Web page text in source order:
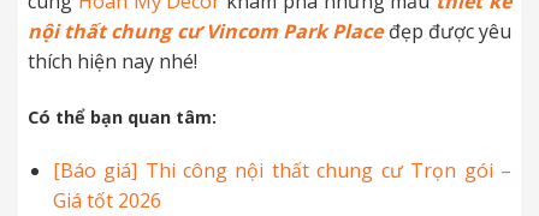
nội thất chung cư Vincom Park Placeđẹp được yêu
thích hiện nay nhé!
Có thể bạn quan tâm:
[Báo giá] Thi công nội thất chung cư Trọn gói –
Giá tốt 2026